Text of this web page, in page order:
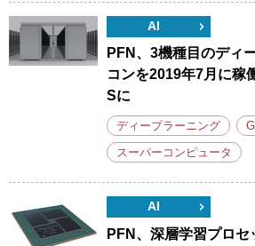
AI
PFN、3機種目のディ
コンを2019年7月に稼
Sに
ディープラーニング
スーパーコンピュータ
AI
PFN、深層学習プロ